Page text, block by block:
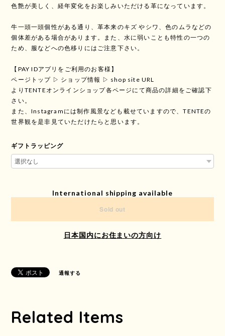
色艶が美しく、経年変化をお楽しみいただける革になっています。
牛一頭一頭個性がある通り、革本来のキズ やシワ、色のムラなどの
個体差がある場合があります。また、水に弱いことも特性の一つの
ため、服などへの色移りにはご注意下さい。
【PAY IDアプリをご利用のお客様】
ページトップ ▷ ショップ情報 ▷ shop site URL
よりTENTEオンラインショップ各ページにて商品の詳細をご確認下
さい。
また、Instagramには制作風景なども載せていますので、TENTEの
世界観を是非見ていただけたらと思います。
ギフトラッピング
International shipping available
Sold out
日本国内にお住まいの方向け
通報する
Related Items